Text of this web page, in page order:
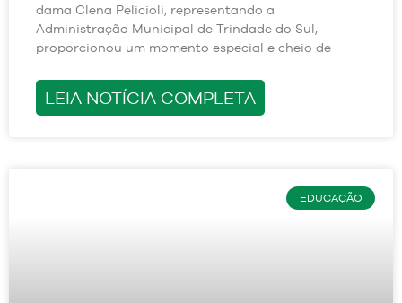
dama Clena Pelicioli, representando a
Administração Municipal de Trindade do Sul,
proporcionou um momento especial e cheio de
LEIA NOTÍCIA COMPLETA
EDUCAÇÃO